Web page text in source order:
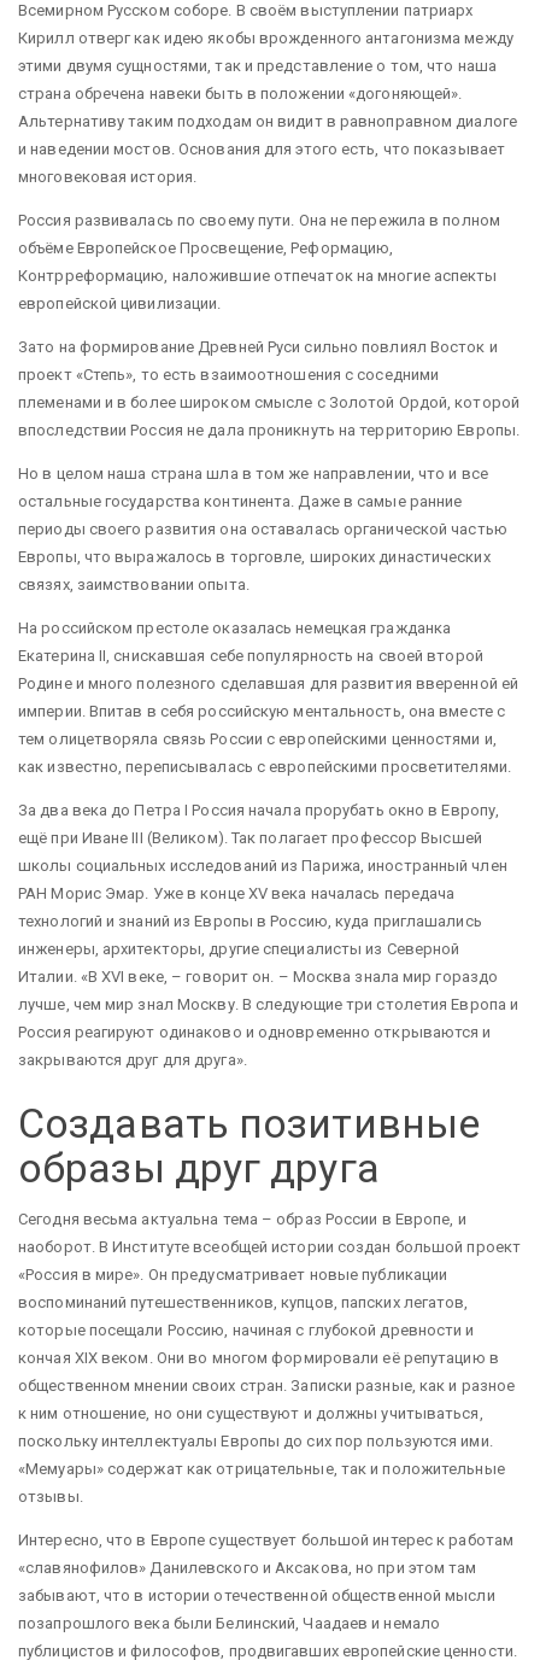
Всемирном Русском соборе. В своём выступлении патриарх
Кирилл отверг как идею якобы врожденного антагонизма между
этими двумя сущностями, так и представление о том, что наша
страна обречена навеки быть в положении «догоняющей».
Альтернативу таким подходам он видит в равноправном диалоге
и наведении мостов. Основания для этого есть, что показывает
многовековая история.
Россия развивалась по своему пути. Она не пережила в полном
объёме Европейское Просвещение, Реформацию,
Контрреформацию, наложившие отпечаток на многие аспекты
европейской цивилизации.
Зато на формирование Древней Руси сильно повлиял Восток и
проект «Степь», то есть взаимоотношения с соседними
племенами и в более широком смысле с Золотой Ордой, которой
впоследствии Россия не дала проникнуть на территорию Европы.
Но в целом наша страна шла в том же направлении, что и все
остальные государства континента. Даже в самые ранние
периоды своего развития она оставалась органической частью
Европы, что выражалось в торговле, широких династических
связях, заимствовании опыта.
На российском престоле оказалась немецкая гражданка
Екатерина II, снискавшая себе популярность на своей второй
Родине и много полезного сделавшая для развития вверенной ей
империи. Впитав в себя российскую ментальность, она вместе с
тем олицетворяла связь России с европейскими ценностями и,
как известно, переписывалась с европейскими просветителями.
За два века до Петра I Россия начала прорубать окно в Европу,
ещё при Иване III (Великом). Так полагает профессор Высшей
школы социальных исследований из Парижа, иностранный член
РАН Морис Эмар. Уже в конце XV века началась передача
технологий и знаний из Европы в Россию, куда приглашались
инженеры, архитекторы, другие специалисты из Северной
Италии. «В XVI веке, – говорит он. – Москва знала мир гораздо
лучше, чем мир знал Москву. В следующие три столетия Европа и
Россия реагируют одинаково и одновременно открываются и
закрываются друг для друга».
Создавать позитивные
образы друг друга
Сегодня весьма актуальна тема – образ России в Европе, и
наоборот. В Институте всеобщей истории создан большой проект
«Россия в мире». Он предусматривает новые публикации
воспоминаний путешественников, купцов, папских легатов,
которые посещали Россию, начиная с глубокой древности и
кончая XIX веком. Они во многом формировали её репутацию в
общественном мнении своих стран. Записки разные, как и разное
к ним отношение, но они существуют и должны учитываться,
поскольку интеллектуалы Европы до сих пор пользуются ими.
«Мемуары» содержат как отрицательные, так и положительные
отзывы.
Интересно, что в Европе существует большой интерес к работам
«славянофилов» Данилевского и Аксакова, но при этом там
забывают, что в истории отечественной общественной мысли
позапрошлого века были Белинский, Чаадаев и немало
публицистов и философов, продвигавших европейские ценности.